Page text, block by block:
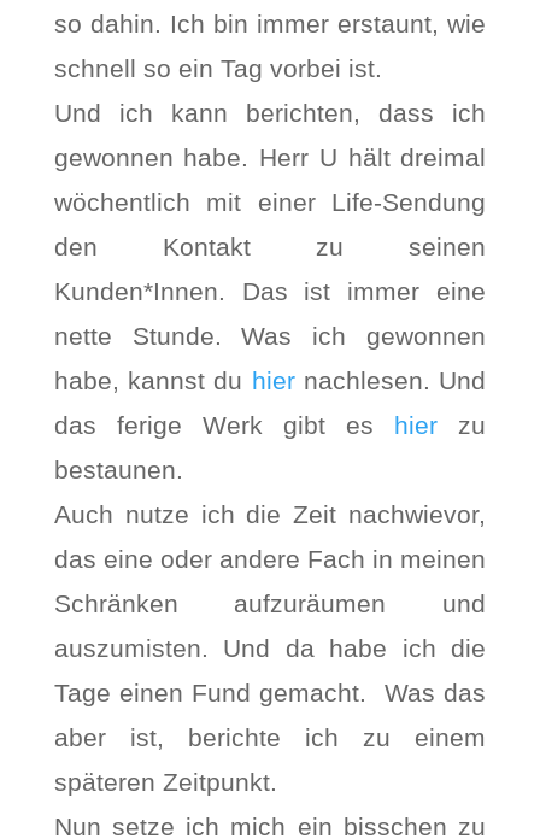
so dahin. Ich bin immer erstaunt, wie
schnell so ein Tag vorbei ist.
Und ich kann berichten, dass ich
gewonnen habe. Herr U hält dreimal
wöchentlich mit einer Life-Sendung
den Kontakt zu seinen
Kunden*Innen. Das ist immer eine
nette Stunde. Was ich gewonnen
habe, kannst du hiernachlesen. Und
das ferige Werk gibt es hier zu
bestaunen.
Auch nutze ich die Zeit nachwievor,
das eine oder andere Fach in meinen
Schränken aufzuräumen und
auszumisten. Und da habe ich die
Tage einen Fund gemacht. Was das
aber ist, berichte ich zu einem
späteren Zeitpunkt.
Nun setze ich mich ein bisschen zu